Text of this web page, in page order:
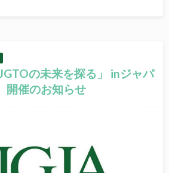
の未来を探る」 inジャパ
催のお知らせ